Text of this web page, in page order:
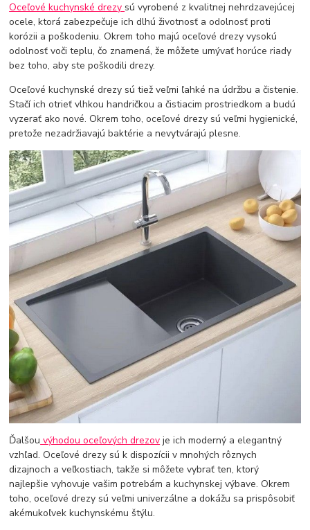
Oceľové kuchynské drezy sú vyrobené z kvalitnej nehrdzavejúcej
ocele, ktorá zabezpečuje ich dlhú životnosť a odolnosť proti
korózii a poškodeniu. Okrem toho majú oceľové drezy vysokú
odolnosť voči teplu, čo znamená, že môžete umývať horúce riady
bez toho, aby ste poškodili drezy.
Oceľové kuchynské drezy sú tiež veľmi ľahké na údržbu a čistenie.
Stačí ich otrieť vlhkou handričkou a čistiacim prostriedkom a budú
vyzerať ako nové. Okrem toho, oceľové drezy sú veľmi hygienické,
pretože nezadržiavajú baktérie a nevytvárajú plesne.
Ďalšou výhodou oceľových drezov je ich moderný a elegantný
vzhľad. Oceľové drezy sú k dispozícii v mnohých rôznych
dizajnoch a veľkostiach, takže si môžete vybrať ten, ktorý
najlepšie vyhovuje vašim potrebám a kuchynskej výbave. Okrem
toho, oceľové drezy sú veľmi univerzálne a dokážu sa prispôsobiť
akémukoľvek kuchynskému štýlu.